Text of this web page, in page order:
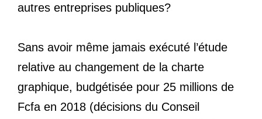
autres entreprises publiques?
Sans avoir même jamais exécuté l’étude
relative au changement de la charte
graphique, budgétisée pour 25 millions de
Fcfa en 2018 (décisions du Conseil